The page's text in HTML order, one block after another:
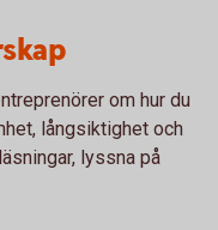
om hur du
långsiktighet och
lyssna på